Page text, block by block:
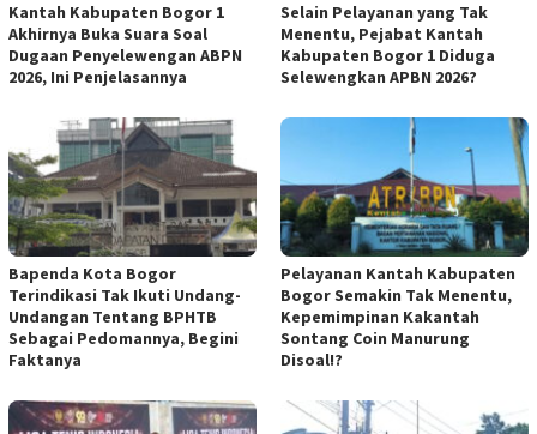
Kantah Kabupaten Bogor 1
Akhirnya Buka Suara Soal
Dugaan Penyelewengan ABPN
2026, Ini Penjelasannya
Selain Pelayanan yang Tak
Menentu, Pejabat Kantah
Kabupaten Bogor 1 Diduga
Selewengkan APBN 2026?
Bapenda Kota Bogor
Terindikasi Tak Ikuti Undang-
Undangan Tentang BPHTB
Sebagai Pedomannya, Begini
Faktanya
Pelayanan Kantah Kabupaten
Bogor Semakin Tak Menentu,
Kepemimpinan Kakantah
Sontang Coin Manurung
Disoal!?